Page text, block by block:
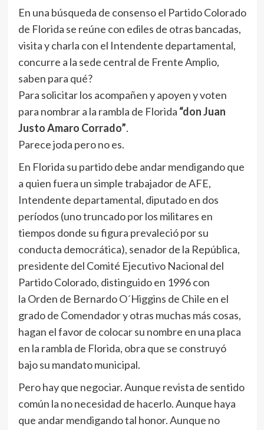
En una búsqueda de consenso el Partido Colorado
de Florida se reúne con ediles de otras bancadas,
visita y charla con el Intendente departamental,
concurre a la sede central de Frente Amplio,
saben para qué?
Para solicitar los acompañen y apoyen y voten
para nombrar a la rambla de Florida “don Juan
Justo Amaro Corrado”.
Parece joda pero no es.
En Florida su partido debe andar mendigando que
a quien fuera un simple trabajador de AFE,
Intendente departamental, diputado en dos
períodos (uno truncado por los militares en
tiempos donde su figura prevaleció por su
conducta democrática), senador de la República,
presidente del Comité Ejecutivo Nacional del
Partido Colorado, distinguido en 1996 con
la Orden de Bernardo O´Higgins de Chile en el
grado de Comendador y otras muchas más cosas,
hagan el favor de colocar su nombre en una placa
en la rambla de Florida, obra que se construyó
bajo su mandato municipal.
Pero hay que negociar. Aunque revista de sentido
común la no necesidad de hacerlo. Aunque haya
que andar mendigando tal honor. Aunque no